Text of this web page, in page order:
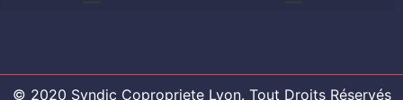
© 2020 Syndic Copropriete Lyon. Tout Droits Réservés